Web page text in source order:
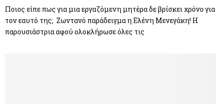
Ποιος είπε πως για μια εργαζόμενη μητέρα δε βρίσκει χρόνο για
τον εαυτό της; Ζωντανό παράδειγμα η Ελένη Μενεγάκη! Η
παρουσιάστρια αφού ολοκλήρωσε όλες τις